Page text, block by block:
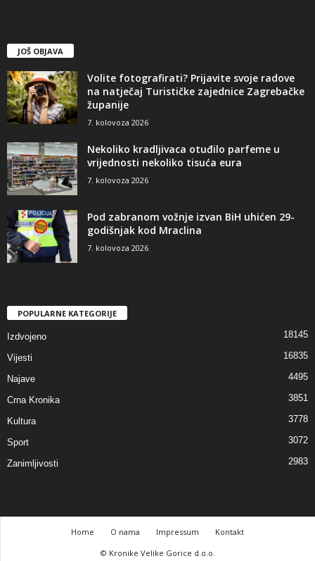
JOŠ OBJAVA
Volite fotografirati? Prijavite svoje radove
na natječaj Turističke zajednice Zagrebačke
županije
7. kolovoza 2026
Nekoliko kradljivaca otuđilo parfeme u
vrijednosti nekoliko tisuća eura
7. kolovoza 2026
Pod zabranom vožnje izvan BiH uhićen 29-
godišnjak kod Mraclina
7. kolovoza 2026
POPULARNE KATEGORIJE
Izdvojeno 18145
Vijesti 16835
Najave 4495
Crna Kronika 3851
Kultura 3778
Sport 3072
Zanimljivosti 2983
Home O nama Impressum
Kontakt
© Kronike Velike Gorice d.o.o.